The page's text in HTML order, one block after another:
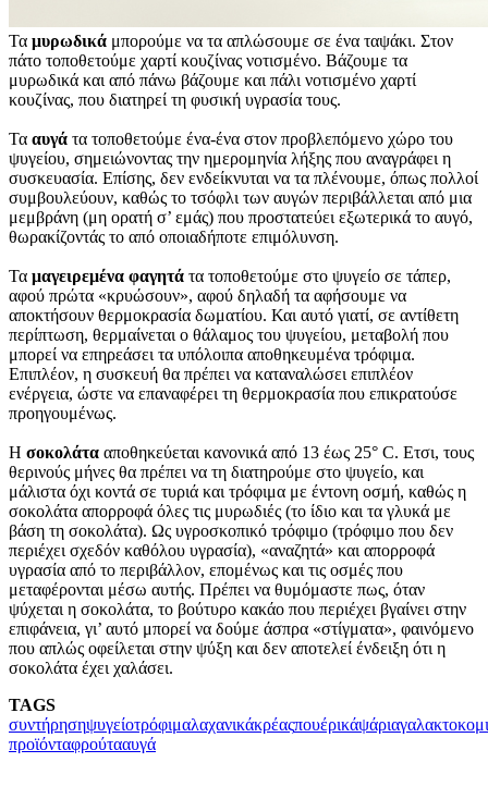
Τα μυρωδικά μπορούμε να τα απλώσουμε σε ένα ταψάκι. Στον
πάτο τοποθετούμε χαρτί κουζίνας νοτισμένο. Βάζουμε τα
μυρωδικά και από πάνω βάζουμε και πάλι νοτισμένο χαρτί
κουζίνας, που διατηρεί τη φυσική υγρασία τους.
Τα αυγά τα τοποθετούμε ένα-ένα στον προβλεπόμενο χώρο του
ψυγείου, σημειώνοντας την ημερομηνία λήξης που αναγράφει η
συσκευασία. Επίσης, δεν ενδείκνυται να τα πλένουμε, όπως πολλοί
συμβουλεύουν, καθώς το τσόφλι των αυγών περιβάλλεται από μια
μεμβράνη (μη ορατή σ’ εμάς) που προστατεύει εξωτερικά το αυγό,
θωρακίζοντάς το από οποιαδήποτε επιμόλυνση.
Τα μαγειρεμένα φαγητά τα τοποθετούμε στο ψυγείο σε τάπερ,
αφού πρώτα «κρυώσουν», αφού δηλαδή τα αφήσουμε να
αποκτήσουν θερμοκρασία δωματίου. Και αυτό γιατί, σε αντίθετη
περίπτωση, θερμαίνεται ο θάλαμος του ψυγείου, μεταβολή που
μπορεί να επηρεάσει τα υπόλοιπα αποθηκευμένα τρόφιμα.
Επιπλέον, η συσκευή θα πρέπει να καταναλώσει επιπλέον
ενέργεια, ώστε να επαναφέρει τη θερμοκρασία που επικρατούσε
προηγουμένως.
Η σοκολάτα αποθηκεύεται κανονικά από 13 έως 25° C. Ετσι, τους
θερινούς μήνες θα πρέπει να τη διατηρούμε στο ψυγείο, και
μάλιστα όχι κοντά σε τυριά και τρόφιμα με έντονη οσμή, καθώς η
σοκολάτα απορροφά όλες τις μυρωδιές (το ίδιο και τα γλυκά με
βάση τη σοκολάτα). Ως υγροσκοπικό τρόφιμο (τρόφιμο που δεν
περιέχει σχεδόν καθόλου υγρασία), «αναζητά» και απορροφά
υγρασία από το περιβάλλον, επομένως και τις οσμές που
μεταφέρονται μέσω αυτής. Πρέπει να θυμόμαστε πως, όταν
ψύχεται η σοκολάτα, το βούτυρο κακάο που περιέχει βγαίνει στην
επιφάνεια, γι’ αυτό μπορεί να δούμε άσπρα «στίγματα», φαινόμενο
που απλώς οφείλεται στην ψύξη και δεν αποτελεί ένδειξη ότι η
σοκολάτα έχει χαλάσει.
TAGS
συντήρησηψυγείοτρόφιμαλαχανικάκρέαςπουέρικάψάρια
προϊόνταφρούτααυγά